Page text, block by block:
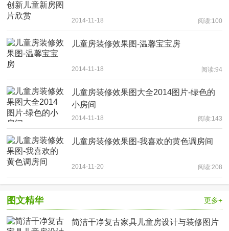
2014-11-18 阅读:100
儿童房装修效果图-温馨宝宝房
2014-11-18 阅读:94
儿童房装修效果图大全2014图片-绿色的
小房间
2014-11-18 阅读:143
儿童房装修效果图-我喜欢的黄色调房间
2014-11-20 阅读:208
图文精华 更多+
简洁干净复古家具儿童房设计与装修图片